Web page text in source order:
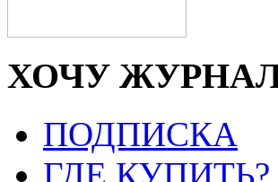
ХОЧУ
ПОДПИСКА
ГДЕ КУПИТЬ?